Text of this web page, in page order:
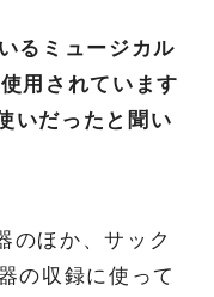
るミュージカル
用されています
いだったと聞い
のほか、サック
の収録に使って